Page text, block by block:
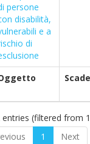
persone
disabilità,
e a
di
(filtered from
1 Next